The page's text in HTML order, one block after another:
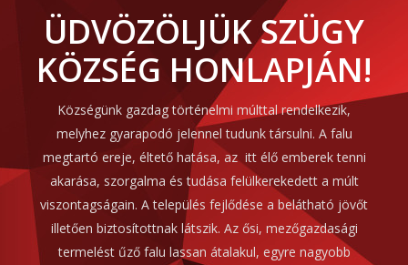
ÜDVÖZÖLJÜK SZÜGY
KÖZSÉG HONLAPJÁN!
Községünk gazdag történelmi múlttal rendelkezik,
melyhez gyarapodó jelennel tudunk társulni. A falu
megtartó ereje, éltető hatása, az itt élő emberek tenni
akarása, szorgalma és tudása felülkerekedett a múlt
viszontagságain. A település fejlődése a belátható jövőt
illetően biztosítottnak látszik. Az ősi, mezőgazdasági
termelést űző falu lassan átalakul, egyre nagyobb